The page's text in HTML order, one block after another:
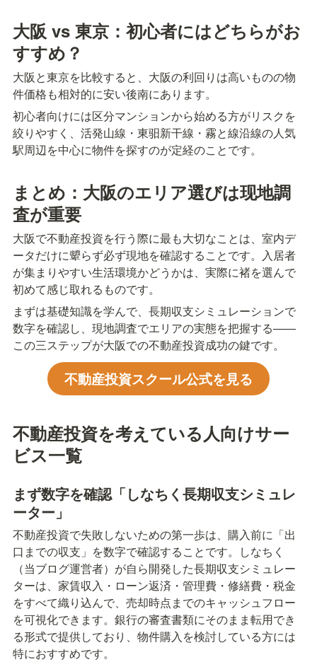
大阪 vs 東京：初心者にはどちらがお
すすめ？
大阪と東京を比較すると、大阪の利回りは高いものの物
件価格も相対的に安い後南にあります。
初心者向けには区分マンションから始める方がリスクを
絞りやすく、活発山線・東驲新干線・霧と線沿線の人気
駅周辺を中心に物件を探すのが定経のことです。
まとめ：大阪のエリア選びは现地調
査が重要
大阪で不動産投資を行う際に最も大切なことは、室内デ
ータだけに顰らず必ず現地を確認することです。入居者
が集まりやすい生活環境かどうかは、実際に褚を選んで
初めて感じ取れるものです。
まずは基礎知識を学んで、長期収支シミュレーションで
数字を確認し、現地調査でエリアの実態を把握する——
この三ステップが大阪での不動産投資成功の鍵です。
不動産投資スクール公式を見る
不動産投資を考えている人向けサー
ビス一覧
まず数字を確認「しなちく長期収支シミュレ
ーター」
不動産投資で失敗しないための第一歩は、購入前に「出
口までの収支」を数字で確認することです。しなちく
（当ブログ運営者）が自ら開発した長期収支シミュレー
ターは、家賃収入・ローン返済・管理費・修繕費・税金
をすべて織り込んで、売却時点までのキャッシュフロー
を可視化できます。銀行の審査書類にそのまま転用でき
る形式で提供しており、物件購入を検討している方には
特におすすめです。